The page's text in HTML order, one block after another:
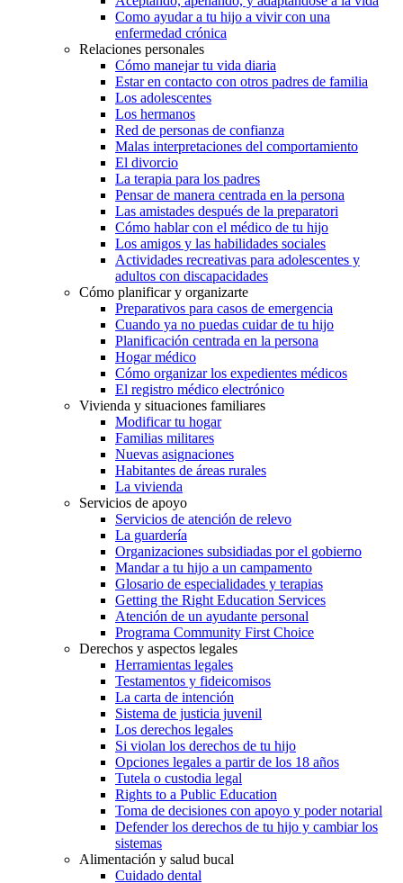
Como ayudar a tu hijo a vivir con una
enfermedad crónica
Relaciones personales
Cómo manejar tu vida diaria
Estar en contacto con otros padres de familia
Los adolescentes
Los hermanos
Red de personas de confianza
Malas interpretaciones del comportamiento
El divorcio
La terapia para los padres
Pensar de manera centrada en la persona
Las amistades después de la preparatori
Cómo hablar con el médico de tu hijo
Los amigos y las habilidades sociales
Actividades recreativas para adolescentes y
adultos con discapacidades
Cómo planificar y organizarte
Preparativos para casos de emergencia
Cuando ya no puedas cuidar de tu hijo
Planificación centrada en la persona
Hogar médico
Cómo organizar los expedientes médicos
El registro médico electrónico
Vivienda y situaciones familiares
Modificar tu hogar
Familias militares
Nuevas asignaciones
Habitantes de áreas rurales
La vivienda
Servicios de apoyo
Servicios de atención de relevo
La guardería
Organizaciones subsidiadas por el gobierno
Mandar a tu hijo a un campamento
Glosario de especialidades y terapias
Getting the Right Education Services
Atención de un ayudante personal
Programa Community First Choice
Derechos y aspectos legales
Herramientas legales
Testamentos y fideicomisos
La carta de intención
Sistema de justicia juvenil
Los derechos legales
Si violan los derechos de tu hijo
Opciones legales a partir de los 18 años
Tutela o custodia legal
Rights to a Public Education
Toma de decisiones con apoyo y poder notarial
Defender los derechos de tu hijo y cambiar los
sistemas
Alimentación y salud bucal
Cuidado dental